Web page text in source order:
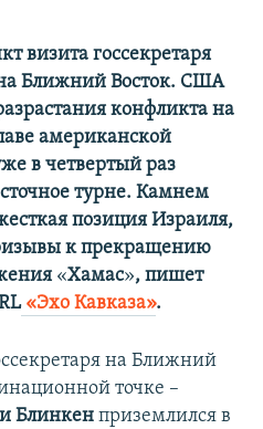
визита госсекретаря
Ближний Восток. США
конфликта на
американской
в четвертый раз
турне. Камнем
позиция Израиля,
к прекращению
«Хамас», пишет
«Эхо Кавказа».
на Ближний
точке –
Блинкен приземлился в